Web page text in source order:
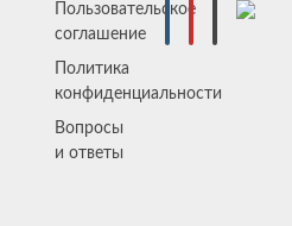
Пользовательское
соглашение
Политика
конфиденциальности
Вопросы
и ответы